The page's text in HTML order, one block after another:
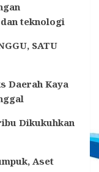
teknologi
SATU
Daerah Kaya
Dikukuhkan
Aset